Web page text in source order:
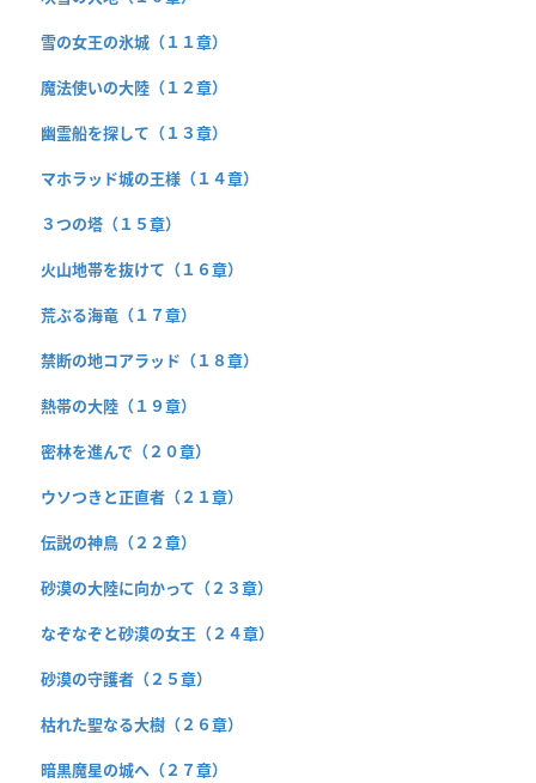
雪の女王の氷城（１１章）
魔法使いの大陸（１２章）
幽霊船を探して（１３章）
マホラッド城の王様（１４章）
３つの塔（１５章）
火山地帯を抜けて（１６章）
荒ぶる海竜（１７章）
禁断の地コアラッド（１８章）
熱帯の大陸（１９章）
密林を進んで（２０章）
ウソつきと正直者（２１章）
伝説の神鳥（２２章）
砂漠の大陸に向かって（２３章）
なぞなぞと砂漠の女王（２４章）
砂漠の守護者（２５章）
枯れた聖なる大樹（２６章）
暗黒魔星の城へ（２７章）